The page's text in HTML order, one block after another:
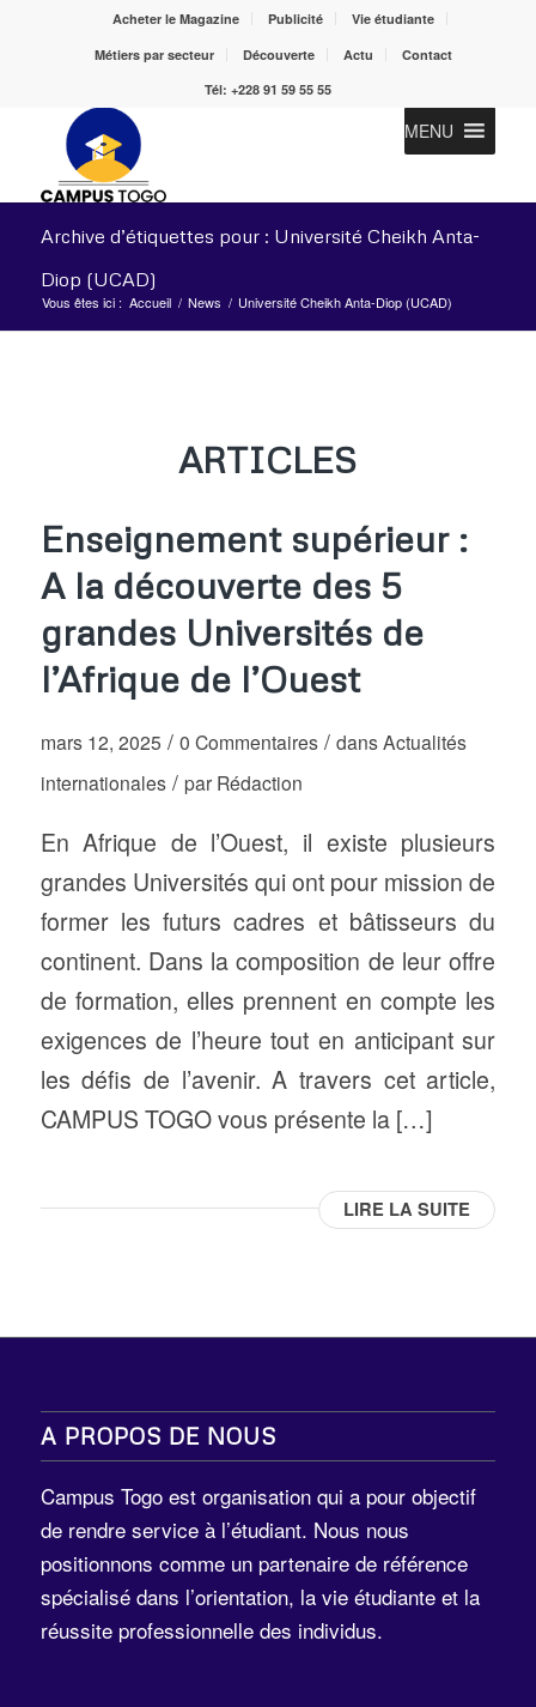
Acheter le Magazine Publicité
Vie étudiante
Métiers par secteur
Découverte Actu
Contact
Tél: +228 91 59 55 55
MENU
Archive d’étiquettes pour : Université Cheikh Anta-
Diop (UCAD)
Vous êtes ici : Accueil / News / Université Cheikh Anta-Diop (UCAD)
ARTICLES
Enseignement supérieur :
A la découverte des 5
grandes Universités de
l’Afrique de l’Ouest
mars 12, 2025 / 0 Commentaires / dansActualités
internationales / par Rédaction
En Afrique de l’Ouest, il existe plusieurs
grandes Universités qui ont pour mission de
former les futurs cadres et bâtisseurs du
continent. Dans la composition de leur offre
de formation, elles prennent en compte les
exigences de l’heure tout en anticipant sur
les défis de l’avenir. A travers cet article,
CAMPUS TOGO vous présente la […]
LIRE LA SUITE
A PROPOS DE NOUS
Campus Togo est organisation qui a pour objectif
de rendre service à l’étudiant. Nous nous
positionnons comme un partenaire de référence
spécialisé dans l’orientation, la vie étudiante et la
réussite professionnelle des individus.